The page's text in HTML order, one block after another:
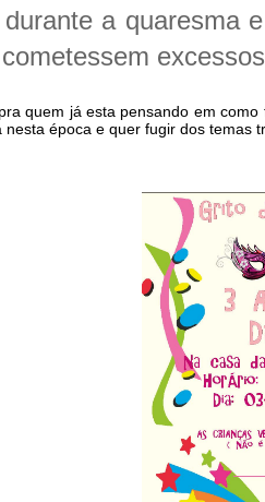
a quaresma
excessos
quem já esta pensando em
época e quer fugir dos temas